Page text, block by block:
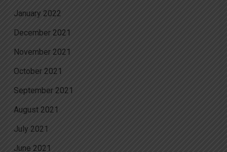
January 2022
December 2021
November 2021
October 2021
September 2021
August 2021
July 2021
June 2021